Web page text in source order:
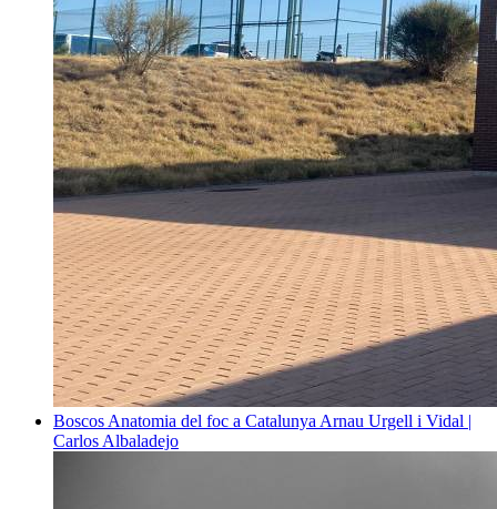
Boscos Anatomia del foc a Catalunya Arnau Urgell i Vidal |
Carlos Albaladejo